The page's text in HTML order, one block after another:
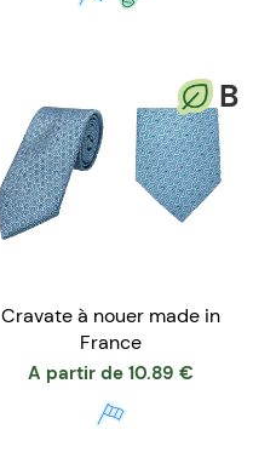
B
Cravate à nouer made in
France
A partir de 10.89 €